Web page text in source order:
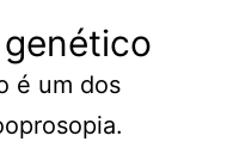
é um dos